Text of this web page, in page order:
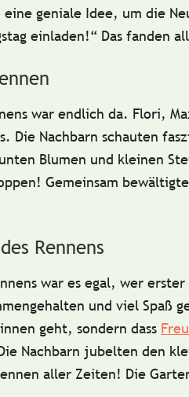
geniale Idee, um die
einladen!“ Das fanden
war endlich da. Flori,
Die Nachbarn schauten
Blumen und kleinen
Gemeinsam
Rennens
war es egal, wer
und viel Spaß
geht, sondern dass
Nachbarn jubelten den
aller Zeiten! Die